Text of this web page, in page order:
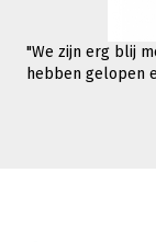
"We zijn erg blij
hebben gelopen